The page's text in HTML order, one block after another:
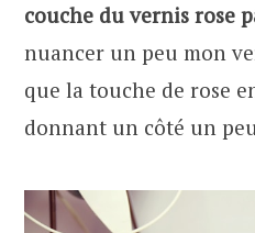
couche du vernis rose
nuancer un peu mon
que la touche de rose
donnant un côté un